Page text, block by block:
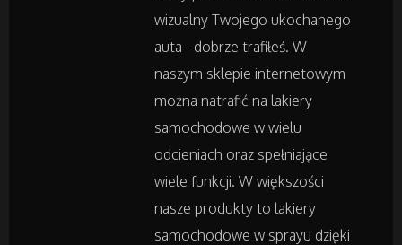
Części Samochodowe
Wynajem
Usługi Motoryzacyjne
Salony, Komisy
Materiały Promocyjne
wizualny Twojego ukochanego
auta - dobrze trafiłeś. W
naszym sklepie internetowym
można natrafić na lakiery
samochodowe w wielu
odcieniach oraz spełniające
wiele funkcji. W większości
nasze produkty to lakiery
samochodowe w sprayu dzięki